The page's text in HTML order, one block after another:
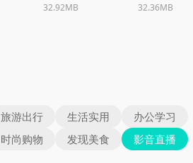
32.92MB 32.36MB
旅游出行 生活实用
办公学习
时尚购物 发现美食
影音直播